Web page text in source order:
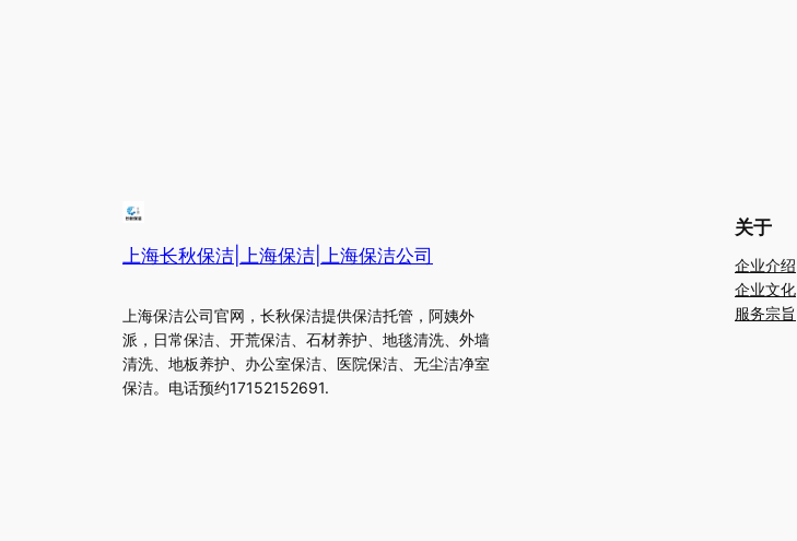
上海长秋保洁|上海保洁|上海保洁公司
上海保洁公司官网，长秋保洁提供保洁托管，阿姨外
派，日常保洁、开荒保洁、石材养护、地毯清洗、外墙
清洗、地板养护、办公室保洁、医院保洁、无尘洁净室
保洁。电话预约17152152691.
关于
企业介绍
企业文化
服务宗旨